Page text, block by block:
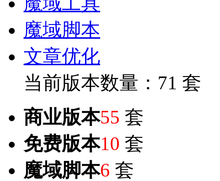
魔域脚本
文章优化
当前版本数量：71 套
商业版本55 套
免费版本10 套
魔域脚本6 套